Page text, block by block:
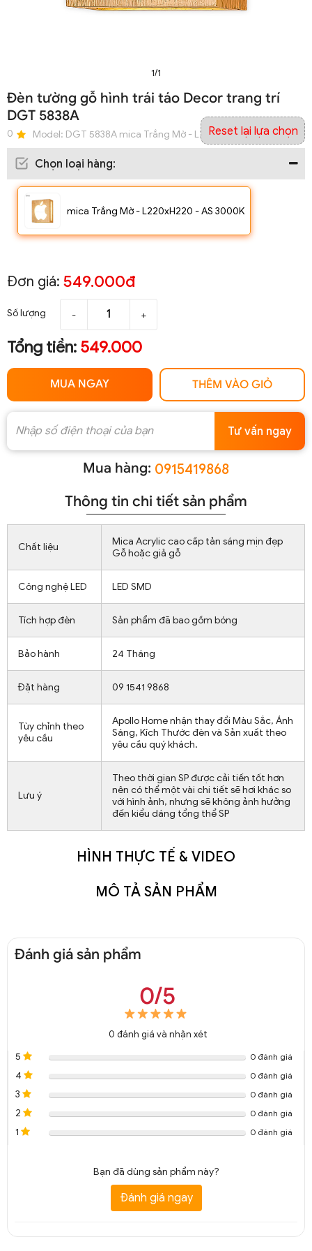
1/1
Đèn tường gỗ hình trái táo Decor trang trí
DGT 5838A
0 Model: DGT 5838A mica Trắng Mờ - L220xH220 - AS 3000K
Chọn loại hàng:
mica Trắng Mờ - L220xH220 - AS 3000K
Reset lại lựa chọn
Đơn giá: 549.000đ
Số lượng - +
Tổng tiền: 549.000
MUA NGAY THÊM VÀO GIỎ
Tư vấn ngay
Mua hàng: 0915419868
Thông tin chi tiết sản phẩm
Chất liệu
Mica Acrylic cao cấp tản sáng mịn đẹp
Gỗ hoặc giả gỗ
Công nghệ LED LED SMD
Tích hợp đèn Sản phẩm đã bao gồm bóng
Bảo hành 24 Tháng
Đặt hàng 09 1541 9868
Tùy chỉnh theo
yêu cầu
Apollo Home nhận thay đổi Màu Sắc, Ánh
Sáng, Kích Thước đèn và Sản xuất theo
yêu cầu quý khách.
Lưu ý
Theo thời gian SP được cải tiến tốt hơn
nên có thể một vài chi tiết sẽ hơi khác so
với hình ảnh, nhưng sẽ không ảnh hưởng
đến kiểu dáng tổng thể SP
HÌNH THỰC TẾ & VIDEO
MÔ TẢ SẢN PHẨM
Đánh giá sản phẩm
0/5
0 đánh giá và nhận xét
5
0 đánh giá
4 0 đánh giá
3 0 đánh giá
2 0 đánh giá
1 0 đánh giá
Bạn đã dùng sản phẩm này?
Đánh giá ngay